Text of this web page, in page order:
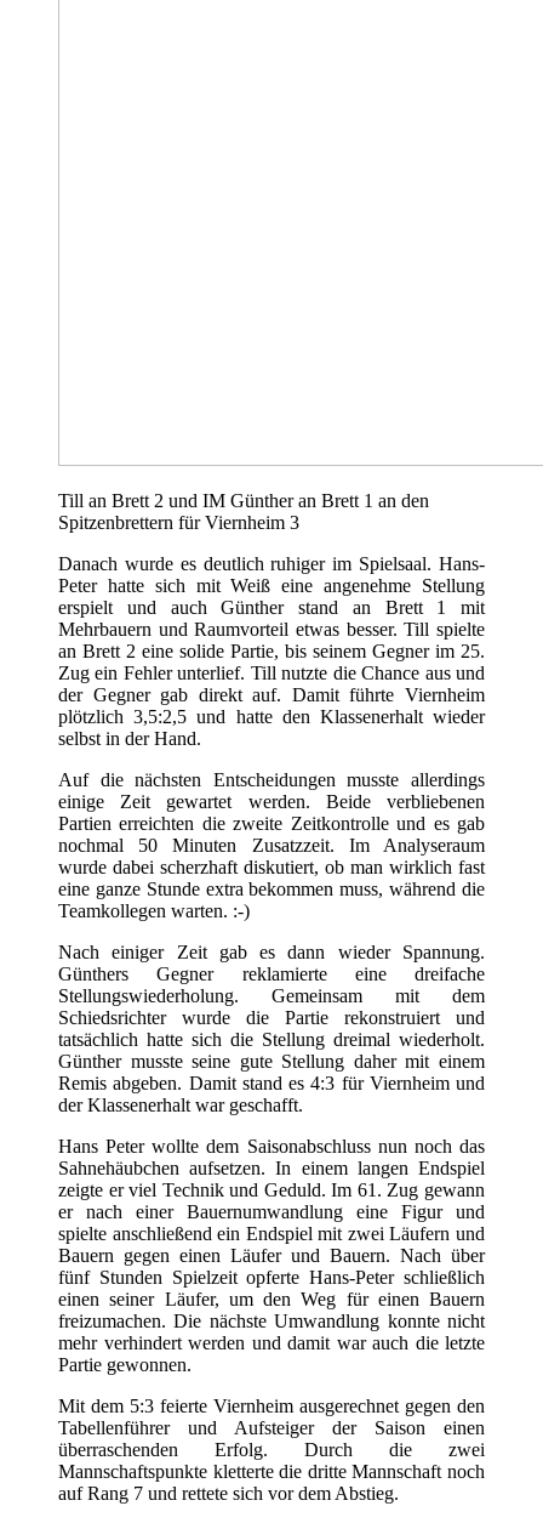
Till an Brett 2 und IM Günther an Brett 1 an den
Spitzenbrettern für Viernheim 3
Danach wurde es deutlich ruhiger im Spielsaal. Hans-
Peter hatte sich mit Weiß eine angenehme Stellung
erspielt und auch Günther stand an Brett 1 mit
Mehrbauern und Raumvorteil etwas besser. Till spielte
an Brett 2 eine solide Partie, bis seinem Gegner im 25.
Zug ein Fehler unterlief. Till nutzte die Chance aus und
der Gegner gab direkt auf. Damit führte Viernheim
plötzlich 3,5:2,5 und hatte den Klassenerhalt wieder
selbst in der Hand.
Auf die nächsten Entscheidungen musste allerdings
einige Zeit gewartet werden. Beide verbliebenen
Partien erreichten die zweite Zeitkontrolle und es gab
nochmal 50 Minuten Zusatzzeit. Im Analyseraum
wurde dabei scherzhaft diskutiert, ob man wirklich fast
eine ganze Stunde extra bekommen muss, während die
Teamkollegen warten. :-)
Nach einiger Zeit gab es dann wieder Spannung.
Günthers Gegner reklamierte eine dreifache
Stellungswiederholung. Gemeinsam mit dem
Schiedsrichter wurde die Partie rekonstruiert und
tatsächlich hatte sich die Stellung dreimal wiederholt.
Günther musste seine gute Stellung daher mit einem
Remis abgeben. Damit stand es 4:3 für Viernheim und
der Klassenerhalt war geschafft.
Hans Peter wollte dem Saisonabschluss nun noch das
Sahnehäubchen aufsetzen. In einem langen Endspiel
zeigte er viel Technik und Geduld. Im 61. Zug gewann
er nach einer Bauernumwandlung eine Figur und
spielte anschließend ein Endspiel mit zwei Läufern und
Bauern gegen einen Läufer und Bauern. Nach über
fünf Stunden Spielzeit opferte Hans-Peter schließlich
einen seiner Läufer, um den Weg für einen Bauern
freizumachen. Die nächste Umwandlung konnte nicht
mehr verhindert werden und damit war auch die letzte
Partie gewonnen.
Mit dem 5:3 feierte Viernheim ausgerechnet gegen den
Tabellenführer und Aufsteiger der Saison einen
überraschenden Erfolg. Durch die zwei
Mannschaftspunkte kletterte die dritte Mannschaft noch
auf Rang 7 und rettete sich vor dem Abstieg.